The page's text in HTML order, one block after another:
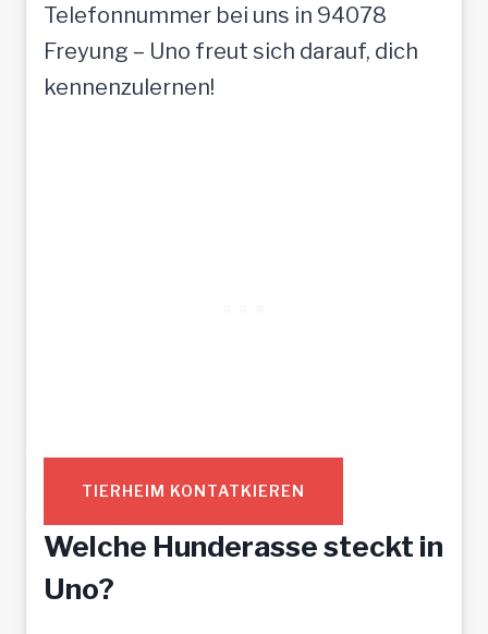
Telefonnummer bei uns in 94078
Freyung – Uno freut sich darauf, dich
kennenzulernen!
TIERHEIM KONTATKIEREN
Welche Hunderasse steckt in
Uno?